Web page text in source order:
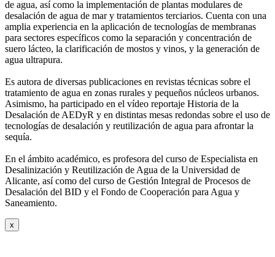
de agua, así como la implementación de plantas modulares de
desalación de agua de mar y tratamientos terciarios. Cuenta con una
amplia experiencia en la aplicación de tecnologías de membranas
para sectores específicos como la separación y concentración de
suero lácteo, la clarificación de mostos y vinos, y la generación de
agua ultrapura.
Es autora de diversas publicaciones en revistas técnicas sobre el
tratamiento de agua en zonas rurales y pequeños núcleos urbanos.
Asimismo, ha participado en el vídeo reportaje Historia de la
Desalación de AEDyR y en distintas mesas redondas sobre el uso de
tecnologías de desalación y reutilización de agua para afrontar la
sequía.
En el ámbito académico, es profesora del curso de Especialista en
Desalinización y Reutilización de Agua de la Universidad de
Alicante, así como del curso de Gestión Integral de Procesos de
Desalación del BID y el Fondo de Cooperación para Agua y
Saneamiento.
x